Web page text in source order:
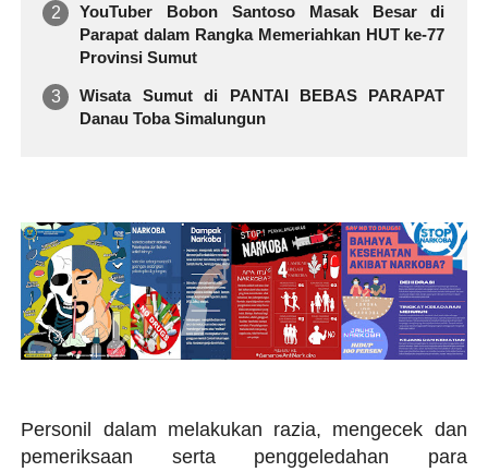
YouTuber Bobon Santoso Masak Besar di
Parapat dalam Rangka Memeriahkan HUT ke-77
Provinsi Sumut
Wisata Sumut di PANTAI BEBAS PARAPAT
Danau Toba Simalungun
Personil dalam melakukan razia, mengecek dan
pemeriksaan serta penggeledahan para